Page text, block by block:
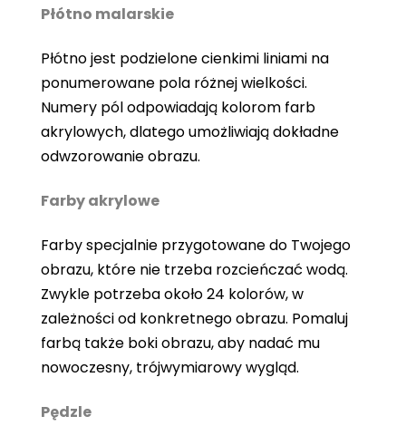
Płótno malarskie
Płótno jest podzielone cienkimi liniami na
ponumerowane pola różnej wielkości.
Numery pól odpowiadają kolorom farb
akrylowych, dlatego umożliwiają dokładne
odwzorowanie obrazu.
Farby akrylowe
Farby specjalnie przygotowane do Twojego
obrazu, które nie trzeba rozcieńczać wodą.
Zwykle potrzeba około 24 kolorów, w
zależności od konkretnego obrazu. Pomaluj
farbą także boki obrazu, aby nadać mu
nowoczesny, trójwymiarowy wygląd.
Pędzle